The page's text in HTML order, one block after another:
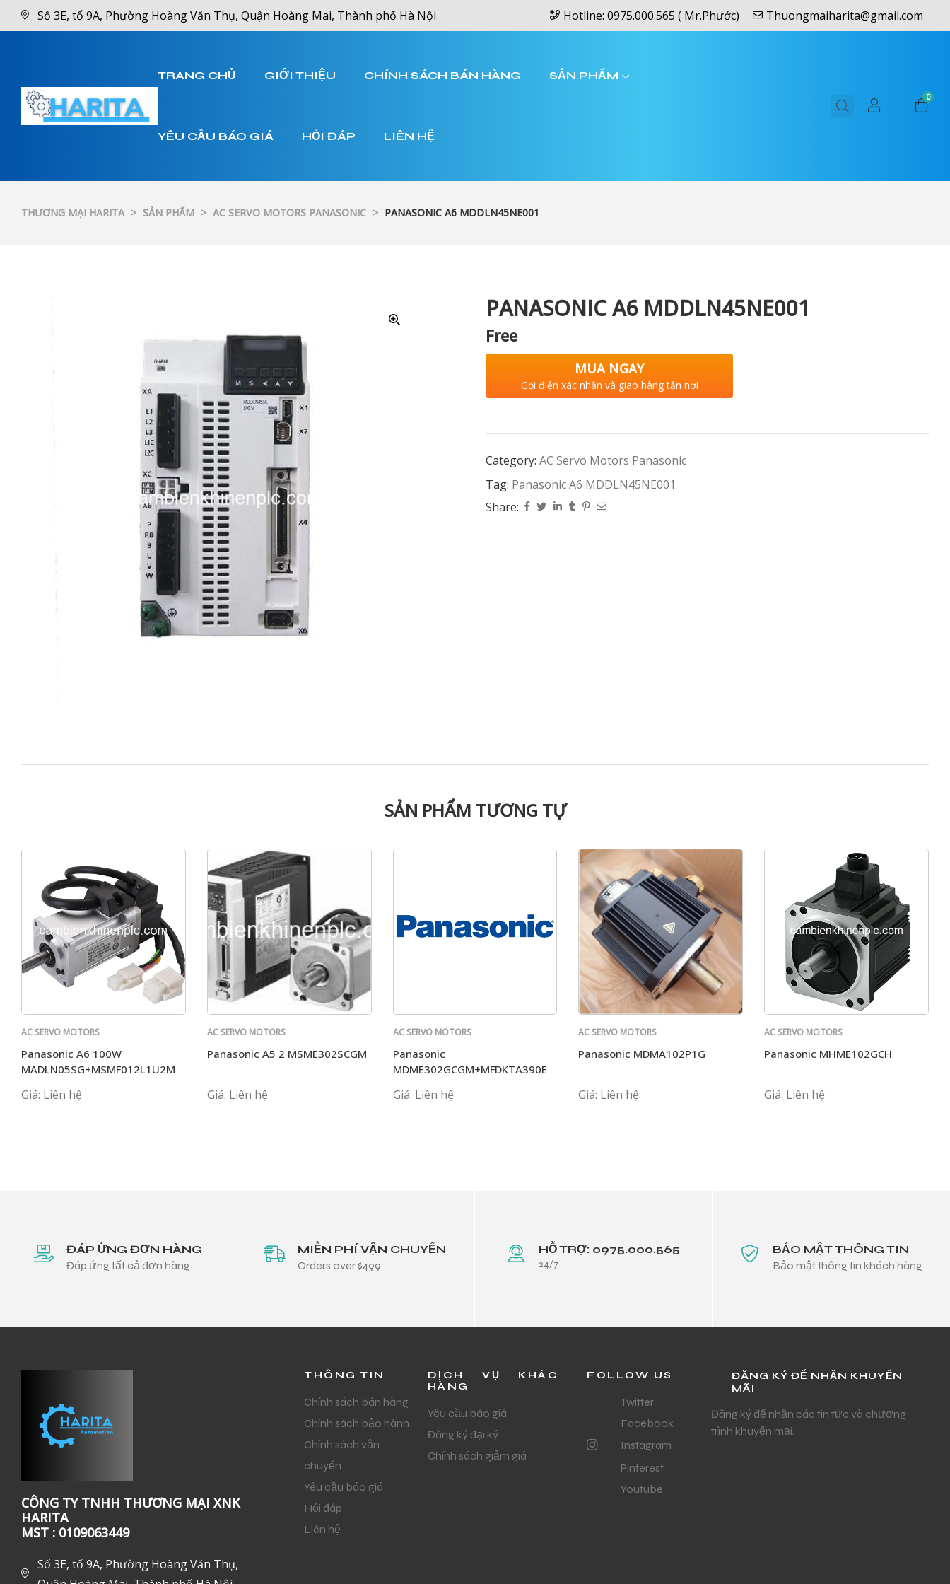
Số 3E, tổ 9A, Phường Hoàng Văn Thụ, Quận Hoàng Mai, Thành phố Hà Nội Hotline: 0975.000.565 ( Mr.Phước) Thuongmaiharita@gmail.com
TRANG CHỦ GIỚI THIỆU CHÍNH SÁCH BÁN HÀNG SẢN PHẨM
YÊU CẦU BÁO GIÁ HỎI ĐÁP LIÊN HỆ
0
THƯƠNG MẠI HARITA > SẢN PHẨM > AC SERVO MOTORS PANASONIC > PANASONIC A6 MDDLN45NE001
PANASONIC A6 MDDLN45NE001
Free
MUA NGAY
Gọi điện xác nhận và giao hàng tận nơi
Category: AC Servo Motors Panasonic
Tag: Panasonic A6 MDDLN45NE001
Share:
SẢN PHẨM TƯƠNG TỰ
AC SERVO MOTORS
Panasonic A6 100W
MADLN05SG+MSMF012L1U2M
Giá: Liên hệ
AC SERVO MOTORS
Panasonic A5 2 MSME302SCGM
Giá: Liên hệ
AC SERVO MOTORS
Panasonic
MDME302GCGM+MFDKTA390E
Giá: Liên hệ
AC SERVO MOTORS
Panasonic MDMA102P1G
Giá: Liên hệ
AC SERVO MOTORS
Panasonic MHME102GCH
Giá: Liên hệ
ĐÁP ỨNG ĐƠN HÀNG
Đáp ứng tất cả đơn hàng
MIỄN PHÍ VẬN CHUYỂN
Orders over $499
HỖ TRỢ: 0975.000.565
24/7
BẢO MẬT THÔNG TIN
Bảo mật thông tin khách hàng
CÔNG TY TNHH THƯƠNG MẠI XNK
HARITA
MST : 0109063449
Số 3E, tổ 9A, Phường Hoàng Văn Thụ,
THÔNG TIN
Chính sách bán hàng
Chính sách bảo hành
Chính sách vận
chuyển
Yêu cầu báo giá
Hỏi đáp
Liên hệ
DỊCH VỤ KHÁC
HÀNG
Yêu cầu báo giá
Đăng ký đại ký
Chính sách giảm giá
FOLLOW US
Twitter
Facebook
Instagram
Pinterest
Youtube
ĐĂNG KÝ ĐỂ NHẬN KHUYẾN
MÃI
Đăng ký để nhận các tin tức và chương
trình khuyến mại.